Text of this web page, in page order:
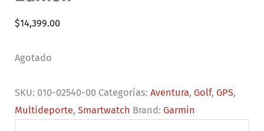
$14,399.00
Agotado
SKU: 010-02540-00 Categorías:Aventura, Golf, GPS,
Multideporte,Smartwatch Brand: Garmin